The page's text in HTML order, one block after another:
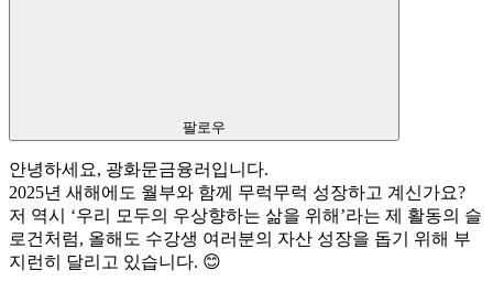
팔로우
안녕하세요, 광화문금융러입니다.
2025년 새해에도 월부와 함께 무럭무럭 성장하고 계신가요?
저 역시 ‘우리 모두의 우상향하는 삶을 위해’라는 제 활동의 슬
로건처럼, 올해도 수강생 여러분의 자산 성장을 돕기 위해 부
지런히 달리고 있습니다. 😊